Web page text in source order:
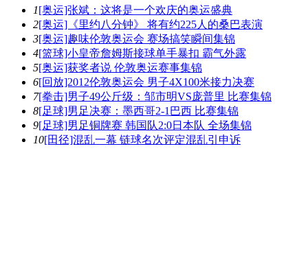
1[奥运]张斌：这将是一个欢庆的奥运盛典
2[奥运]《里约八分钟》 将有约225人的桑巴表演
3[奥运]趣味伦敦奥运会 赛场搞笑瞬间集锦
4[篮球]小皇帝詹姆斯接球单手暴扣 霸气外露
5[奥运]获奖者说 伦敦奥运赛事集锦
6[回放]2012伦敦奥运会 男子4X100米接力决赛
7[拳击]男子49公斤级：邹市明VS庞普里 比赛集锦
8[足球]男足决赛：墨西哥2-1巴西 比赛集锦
9[足球]男足铜牌赛 韩国队2:0日本队 全场集锦
10[田径]混乱一幕 链球名次评定混乱引申诉